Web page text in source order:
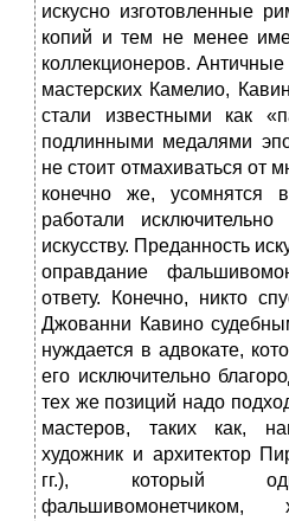
искусно изготовленные
копий и тем не менее
коллекционеров.
мастерских Камелио,
стали известными как
подлинными медалями
не стоит отмахиваться от
конечно же, усомнятся
работали
искусству. Преданность
оправдание
ответу. Конечно, никто
Джованни Кавино
нуждается в адвокате,
его исключительно
тех же позиций надо
мастеров, таких как,
художник и архитектор
гг.), который